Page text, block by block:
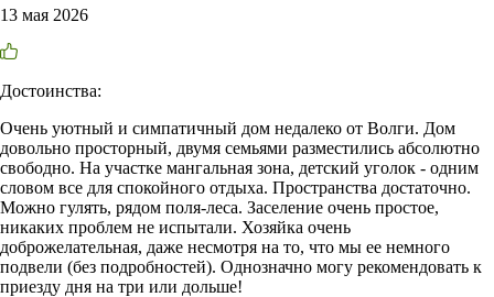
13 мая 2026
Достоинства:
Очень уютный и симпатичный дом недалеко от Волги. Дом
довольно просторный, двумя семьями разместились абсолютно
свободно. На участке мангальная зона, детский уголок - одним
словом все для спокойного отдыха. Пространства достаточно.
Можно гулять, рядом поля-леса. Заселение очень простое,
никаких проблем не испытали. Хозяйка очень
доброжелательная, даже несмотря на то, что мы ее немного
подвели (без подробностей). Однозначно могу рекомендовать к
приезду дня на три или дольше!